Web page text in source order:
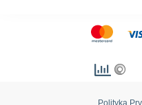
Polityka